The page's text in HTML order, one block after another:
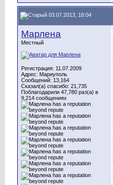
03.07.2013, 18:04
Марлена
Местный
Регистрация: 11.07.2009
Адрес: Мариуполь
Сообщений: 13,164
Сказал(а) спасибо: 21,735
Поблагодарили 47,780 раз(а) в
9,214 сообщениях